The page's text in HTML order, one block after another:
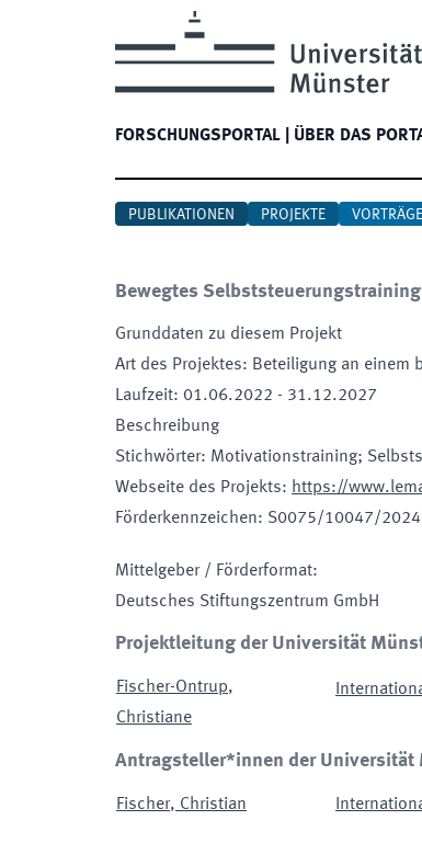
FORSCHUNGSPORTAL ÜBER DAS
PUBLIKATIONEN PROJEKTE VORTRÄGE
Bewegtes Selbststeuerungstraining
Grunddaten zu diesem Projekt
Art des Projektes: Beteiligung an einem
Laufzeit: 01.06.2022 - 31.12.2027
Beschreibung
Stichwörter: Motivationstraining;
Webseite des Projekts: https://
Förderkennzeichen: S0075/10047/
Mittelgeber / Förderformat:
Deutsches Stiftungszentrum GmbH
Projektleitung der Universität
Fischer-Ontrup,
Christiane
Antragsteller*innen der Universität
Fischer, Christian